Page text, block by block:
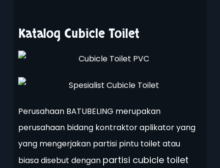
Katalog Cubicle Toilet
Perusahaan BATUBELING merupakan
perusahaan bidang kontraktor aplikator yang
yang mengerjakan partisi pintu toilet atau
biasa disebut dengan partisi cubicle toilet